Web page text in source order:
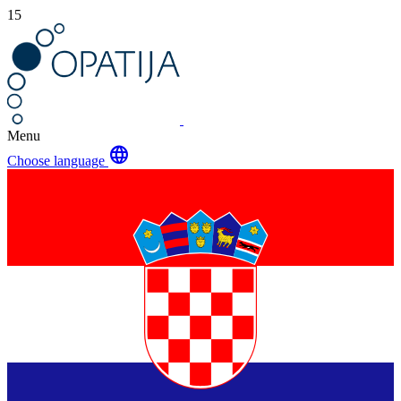
15
Menu
Choose language language